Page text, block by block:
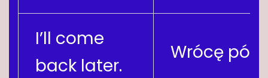
I’ll come
back later.
Wrócę